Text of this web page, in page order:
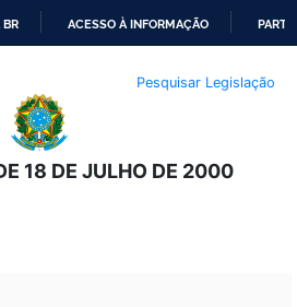
O
CONTEÚDO
ACESSO À INFORMAÇÃO
Pesquisar Legislação
18 DE JULHO DE 2000